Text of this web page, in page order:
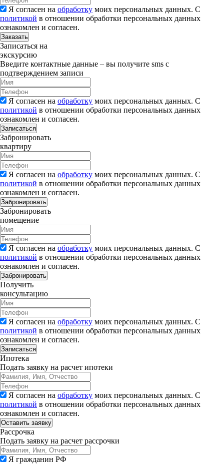
Я согласен на обработку моих персональных данных. С
политикой в отношении обработки персональных данных
ознакомлен и согласен.
Заказать
Записаться на
экскурсию
Введите контактные данные – вы получите sms с
подтверждением записи
Я согласен на обработку моих персональных данных. С
политикой в отношении обработки персональных данных
ознакомлен и согласен.
Записаться
Забронировать
квартиру
Я согласен на обработку моих персональных данных. С
политикой в отношении обработки персональных данных
ознакомлен и согласен.
Забронировать
Забронировать
помещение
Я согласен на обработку моих персональных данных. С
политикой в отношении обработки персональных данных
ознакомлен и согласен.
Забронировать
Получить
консультацию
Я согласен на обработку моих персональных данных. С
политикой в отношении обработки персональных данных
ознакомлен и согласен.
Записаться
Ипотека
Подать заявку на расчет ипотеки
Я согласен на обработку моих персональных данных. С
политикой в отношении обработки персональных данных
ознакомлен и согласен.
Рассрочка
Подать заявку на расчет рассрочки
Я гражданин РФ